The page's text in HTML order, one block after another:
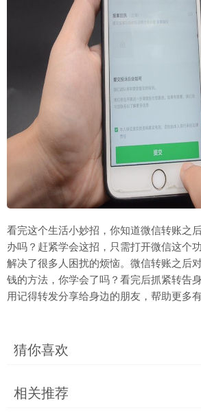
看完这个生活小妙招，你知道微信转账之
办吗？赶紧学会这招，只需打开微信这个
解决了很多人困扰的烦恼。微信转账之后
钱的方法，你学会了吗？看完后抓紧转告
用记得转发分享给身边的朋友，帮助更多
猜你喜欢
相关推荐